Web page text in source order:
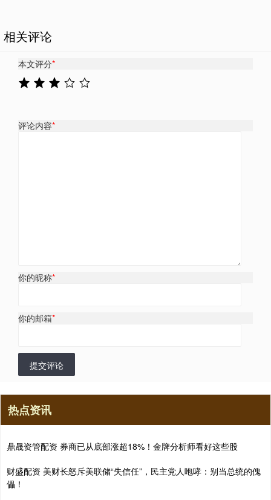
相关评论
本文评分*
评论内容*
你的昵称*
你的邮箱*
提交评论
热点资讯
鼎晟资管配资 券商已从底部涨超18%！金牌分析师看好这些股
财盛配资 美财长怒斥美联储“失信任”，民主党人咆哮：别当总统的傀
儡！